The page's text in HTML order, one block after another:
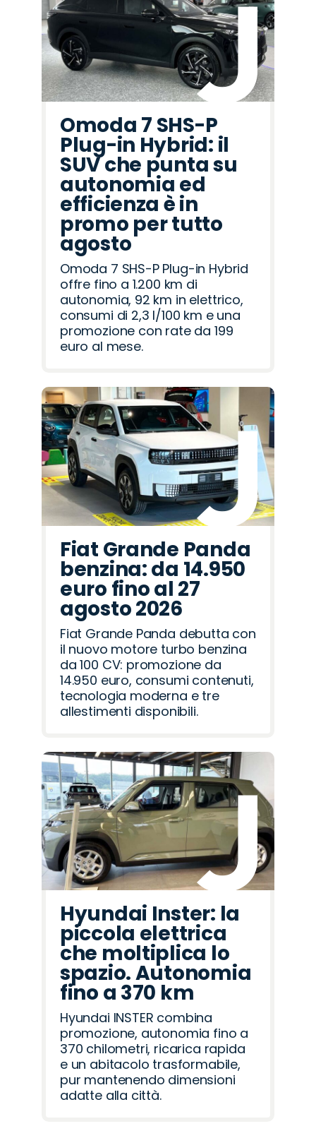
Omoda 7 SHS-P
Plug-in Hybrid: il
SUV che punta su
autonomia ed
efficienza è in
promo per tutto
agosto
Omoda 7 SHS-P Plug-in Hybrid
offre fino a 1.200 km di
autonomia, 92 km in elettrico,
consumi di 2,3 l/100 km e una
promozione con rate da 199
euro al mese.
Fiat Grande Panda
benzina: da 14.950
euro fino al 27
agosto 2026
Fiat Grande Panda debutta con
il nuovo motore turbo benzina
da 100 CV: promozione da
14.950 euro, consumi contenuti,
tecnologia moderna e tre
allestimenti disponibili.
Hyundai Inster: la
piccola elettrica
che moltiplica lo
spazio. Autonomia
fino a 370 km
Hyundai INSTER combina
promozione, autonomia fino a
370 chilometri, ricarica rapida
e un abitacolo trasformabile,
pur mantenendo dimensioni
adatte alla città.